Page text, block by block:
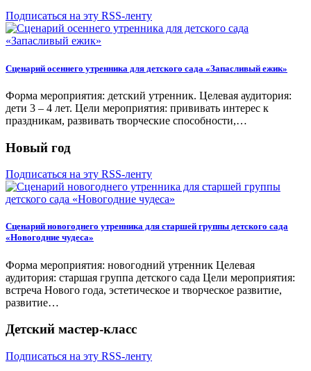
Подписаться на эту RSS-ленту
Сценарий осеннего утренника для детского сада «Запасливый ежик»
Форма мероприятия: детский утренник. Целевая аудитория:
дети 3 – 4 лет. Цели мероприятия: прививать интерес к
праздникам, развивать творческие способности,…
Новый год
Подписаться на эту RSS-ленту
Сценарий новогоднего утренника для старшей группы детского сада
«Новогодние чудеса»
Форма мероприятия: новогодний утренник Целевая
аудитория: старшая группа детского сада Цели мероприятия:
встреча Нового года, эстетическое и творческое развитие,
развитие…
Детский мастер-класс
Подписаться на эту RSS-ленту